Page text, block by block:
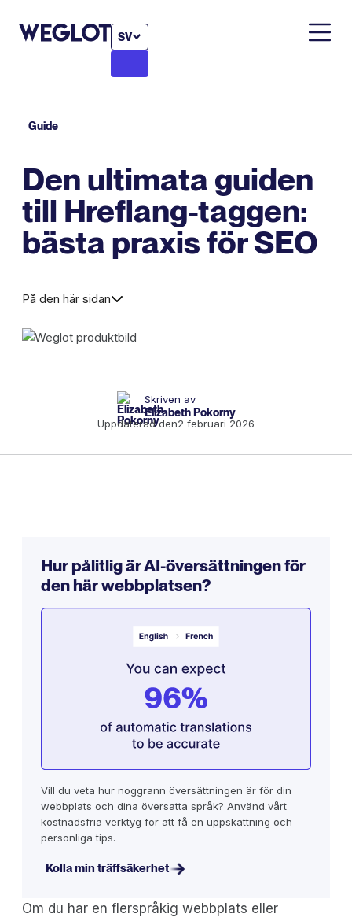
SV
Guide
Den ultimata guiden
till Hreflang-taggen:
bästa praxis för SEO
På den här sidan
Skriven av
Elizabeth Pokorny
Uppdaterad den2 februari 2026
Om du har en flerspråkig webbplats eller
Hur pålitlig är AI-översättningen för
den här webbplatsen?
Vill du veta hur noggrann översättningen är för din
webbplats och dina översatta språk? Använd vårt
kostnadsfria verktyg för att få en uppskattning och
personliga tips.
Kolla min träffsäkerhet